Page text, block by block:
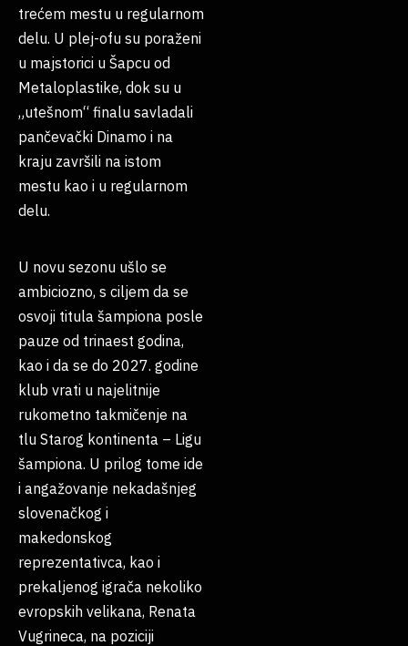
trećem mestu u regularnom
delu. U plej-ofu su poraženi
u majstorici u Šapcu od
Metaloplastike, dok su u
„utešnom“ finalu savladali
pančevački Dinamo i na
kraju završili na istom
mestu kao i u regularnom
delu.
U novu sezonu ušlo se
ambiciozno, s ciljem da se
osvoji titula šampiona posle
pauze od trinaest godina,
kao i da se do 2027. godine
klub vrati u najelitnije
rukometno takmičenje na
tlu Starog kontinenta – Ligu
šampiona. U prilog tome ide
i angažovanje nekadašnjeg
slovenačkog i
makedonskog
reprezentativca, kao i
prekaljenog igrača nekoliko
evropskih velikana, Renata
Vugrineca, na poziciji